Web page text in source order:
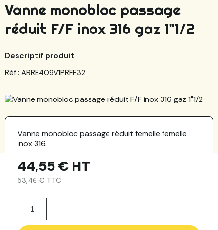
Vanne monobloc passage
réduit F/F inox 316 gaz 1"1/2
Descriptif produit
Réf : ARRE409V1PRFF32
Vanne monobloc passage réduit femelle femelle
inox 316.
44,55 € HT
53,46 € TTC